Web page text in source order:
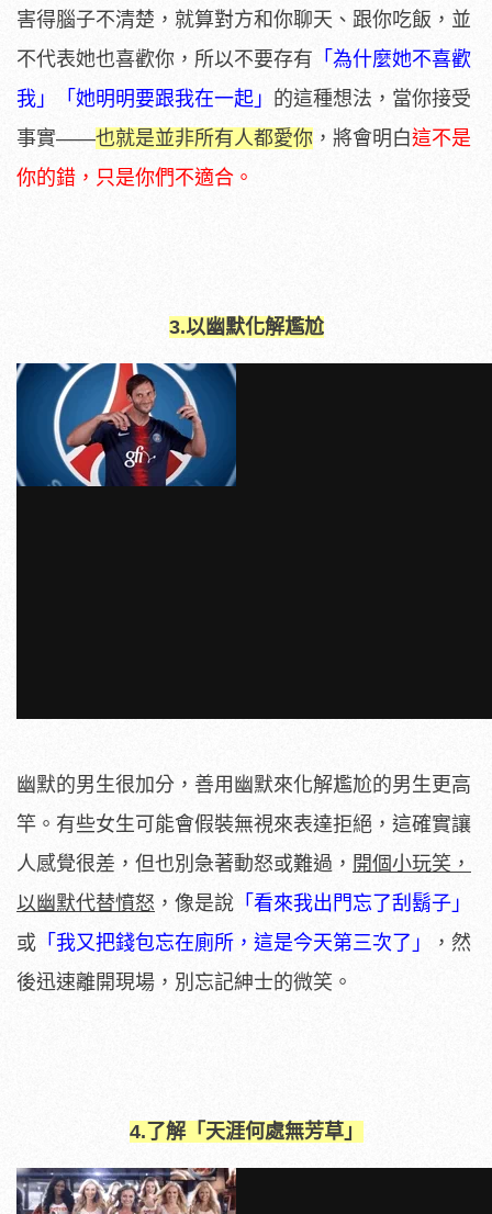
害得腦子不清楚，就算對方和你聊天、跟你吃飯，並
不代表她也喜歡你，所以不要存有 「為什麼她不喜歡
我」「她明明要跟我在一起」 的這種想法，當你接受
事實——也就是並非所有人都愛你 ，將會明白這不是
你的錯，只是你們不適合。
3.以幽默化解尷尬
幽默的男生很加分，善用幽默來化解尷尬的男生更高
竿。有些女生可能會假裝無視來表達拒絕，這確實讓
人感覺很差，但也別急著動怒或難過， 開個小玩笑，
以幽默代替憤怒 ，像是說 「看來我出門忘了刮鬍子」
或 「我又把錢包忘在廁所，這是今天第三次了」
，然
後迅速離開現場，別忘記紳士的微笑。
4.了解「天涯何處無芳草」